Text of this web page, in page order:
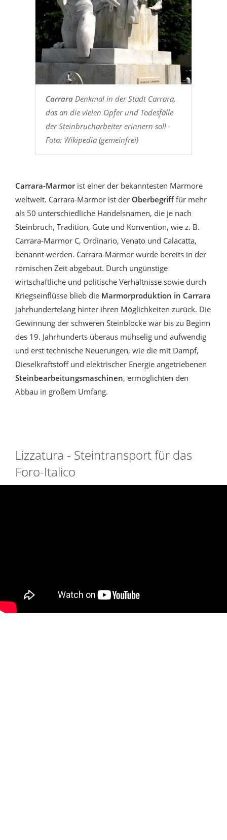
CarraraDenkmal in der Stadt Carrara,
das an die vielen Opfer und Todesfälle
der Steinbrucharbeiter erinnern soll -
Foto: Wikipedia (gemeinfrei)
Carrara-Marmorist einer der bekanntesten Marmore
weltweit. Carrara-Marmor ist der Oberbegrifffür mehr
als 50 unterschiedliche Handelsnamen, die je nach
Steinbruch, Tradition, Güte und Konvention, wie z. B.
Carrara-Marmor C, Ordinario, Venato und Calacatta,
benannt werden. Carrara-Marmor wurde bereits in der
römischen Zeit abgebaut. Durch ungünstige
wirtschaftliche und politische Verhältnisse sowie durch
Kriegseinflüsse blieb die Marmorproduktion in Carrara
jahrhundertelang hinter ihren Möglichkeiten zurück. Die
Gewinnung der schweren Steinblöcke war bis zu Beginn
des 19. Jahrhunderts überaus mühselig und aufwendig
und erst technische Neuerungen, wie die mit Dampf,
Dieselkraftstoff und elektrischer Energie angetriebenen
Steinbearbeitungsmaschinen, ermöglichten den
Abbau in großem Umfang.
Lizzatura - Steintransport für das
Foro-Italico